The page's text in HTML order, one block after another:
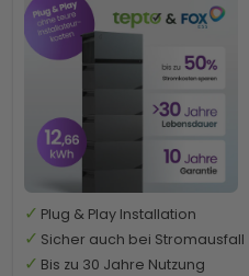
Plug & Play Installation
Sicher auch bei Stromausfall
Bis zu 30 Jahre Nutzung